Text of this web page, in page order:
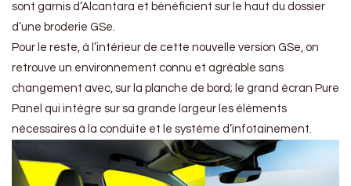
sont garnis d’Alcantara et bénéficient sur le haut du dossier
d’une broderie GSe.
Pour le reste, à l’intérieur de cette nouvelle version GSe, on
retrouve un environnement connu et agréable sans
changement avec, sur la planche de bord; le grand écran Pure
Panel qui intègre sur sa grande largeur les éléments
nécessaires à la conduite et le système d’infotainement.